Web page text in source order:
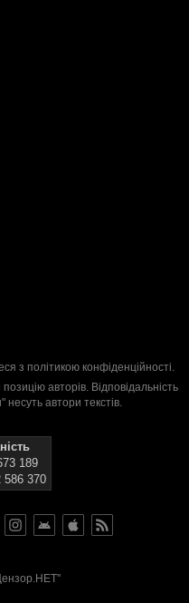
з політикою конфіденційності.
авторів. Відповідальність
несуть автори текстів.
189
586 370